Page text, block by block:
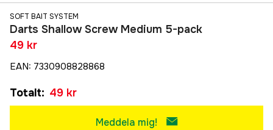
SOFT BAIT SYSTEM
Darts Shallow Screw Medium 5-pack
49 kr
EAN: 7330908828868
Totalt: 49 kr
Meddela mig!